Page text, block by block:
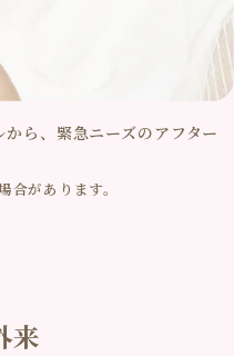
ら、緊急ニーズのアフター
があります。
来